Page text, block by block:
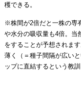
穫できる。
※株間が2倍だと一株の専
や水分の吸収量も4倍。当
をすることが予想されます
薄く（＝種子間隔が広い
ップに直結するという教